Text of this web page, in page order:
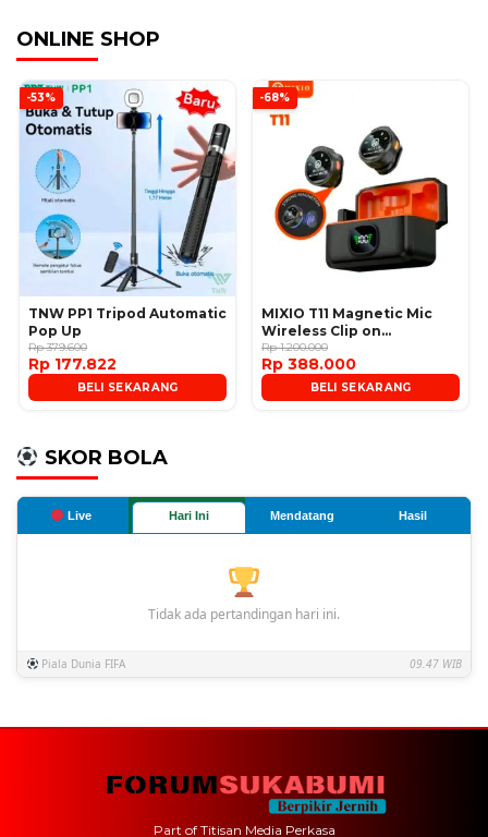
ONLINE SHOP
-53%
TNW PP1 Tripod Automatic
Pop Up
Rp 379.600
Rp 177.822
BELI SEKARANG
-68%
MIXIO T11 Magnetic Mic
Wireless Clip on
Microphone
Rp 1.200.000
Rp 388.000
BELI SEKARANG
SKOR BOLA
Live Hari Ini Mendatang Hasil
Tidak ada pertandingan hari ini.
Piala Dunia FIFA 09.47 WIB
Part of Titisan Media Perkasa